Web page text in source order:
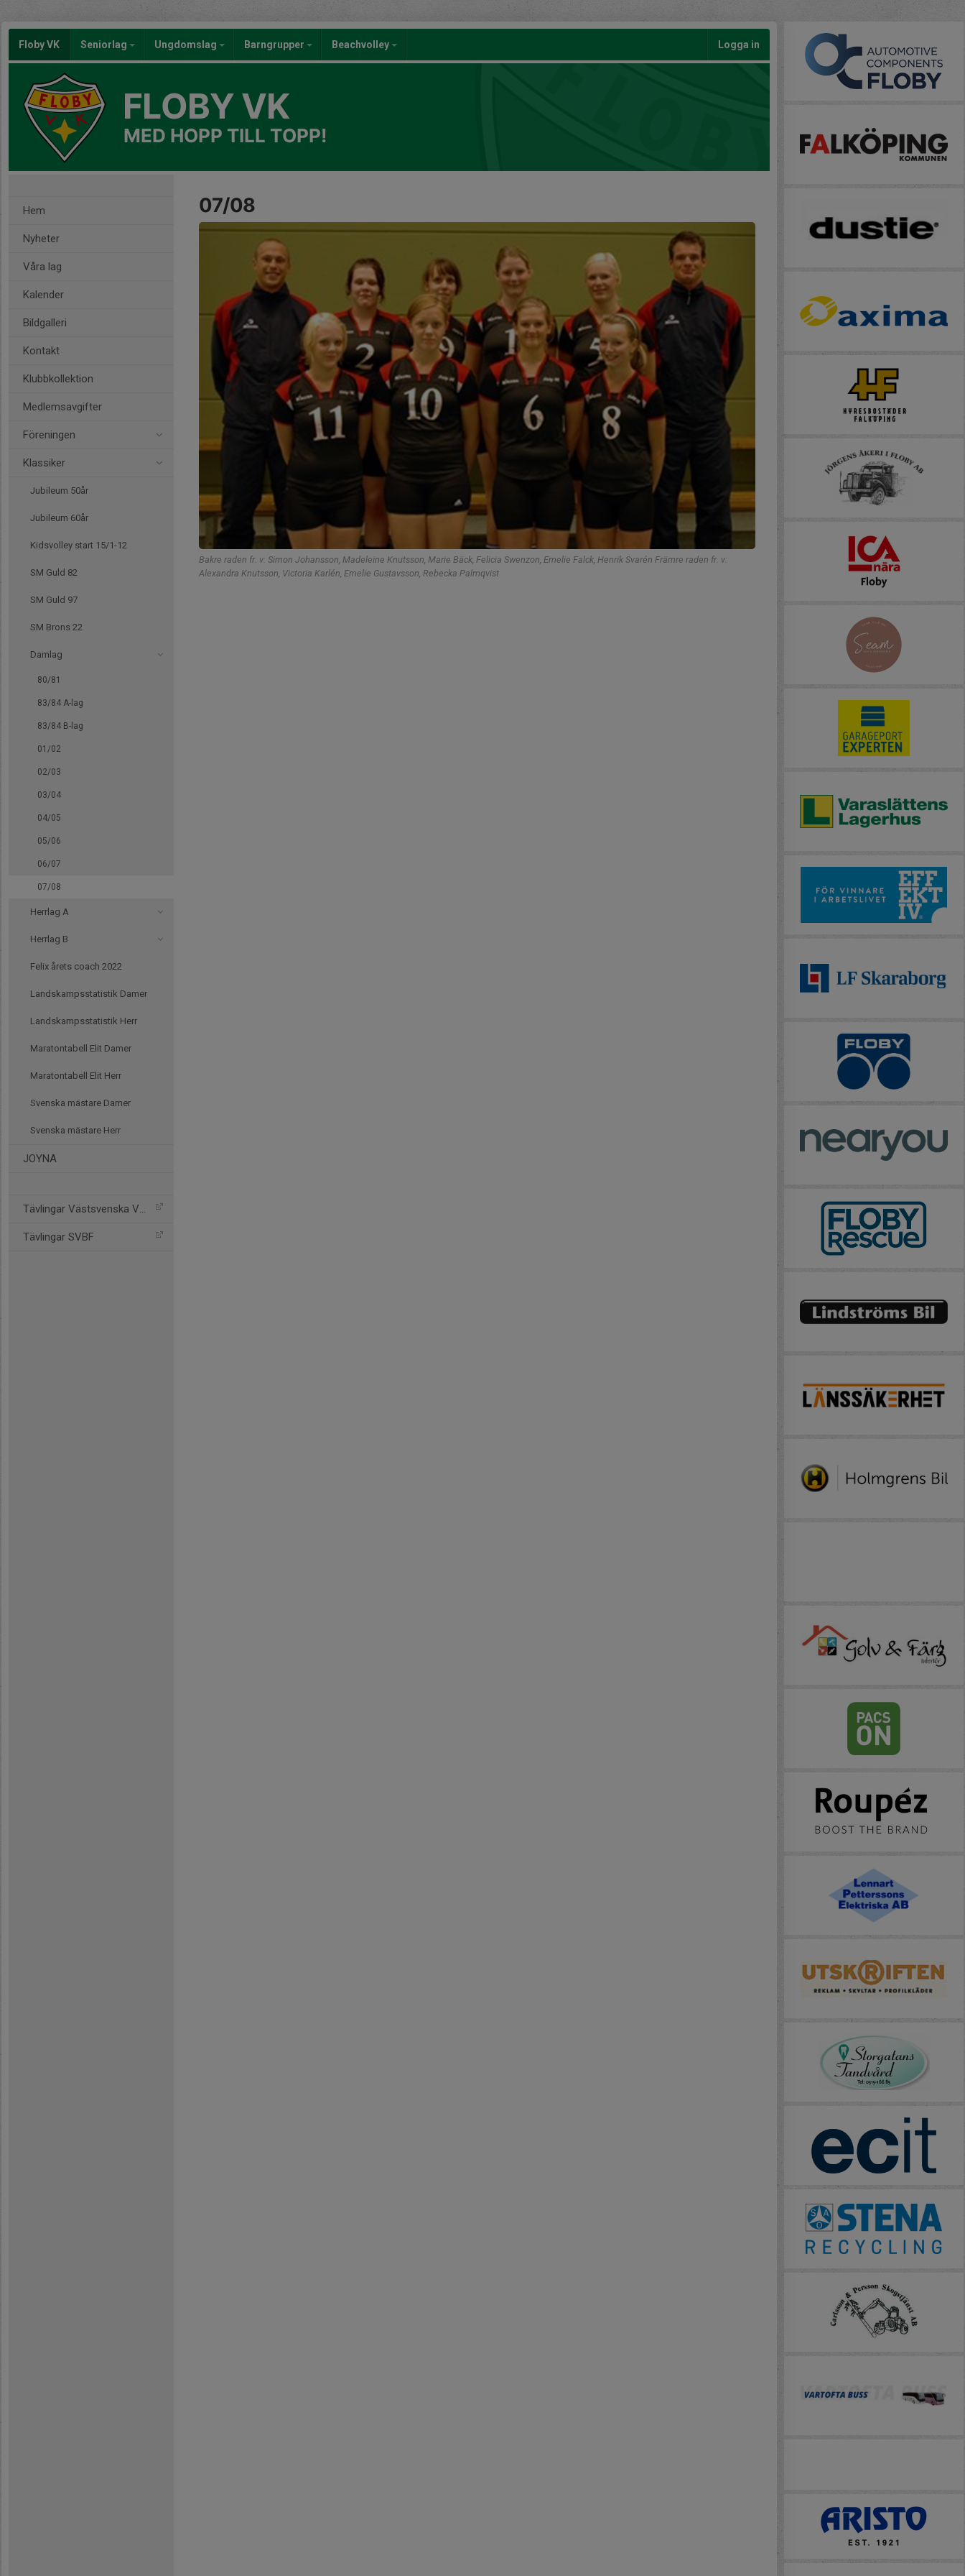
Floby VK Seniorlag Ungdomslag Barngrupper Beachvolley Logga in
FLOBY VK
MED HOPP TILL TOPP!
Hem
Nyheter
Våra lag
Kalender
Bildgalleri
Kontakt
Klubbkollektion
Medlemsavgifter
Föreningen
Klassiker
Jubileum 50år
Jubileum 60år
Kidsvolley start 15/1-12
SM Guld 82
SM Guld 97
SM Brons 22
Damlag
80/81
83/84 A-lag
83/84 B-lag
01/02
02/03
03/04
04/05
05/06
06/07
07/08
Herrlag A
Herrlag B
Felix årets coach 2022
Landskampsstatistik Damer
Landskampsstatistik Herr
Maratontabell Elit Damer
Maratontabell Elit Herr
Svenska mästare Damer
Svenska mästare Herr
JOYNA
Tävlingar Västsvenska VBF
Tävlingar SVBF
07/08
Bakre raden fr. v: Simon Johansson, Madeleine Knutsson, Marie Bäck, Felicia Swenzon, Emelie Falck, Henrik Svarén Främre raden fr. v:
Alexandra Knutsson, Victoria Karlén, Emelie Gustavsson, Rebecka Palmqvist